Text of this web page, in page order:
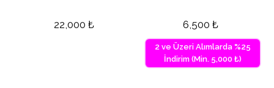
22,000 ₺ 6,500 ₺
2 ve Üzeri Alımlarda %25
İndirim (Min. 5,000 ₺)